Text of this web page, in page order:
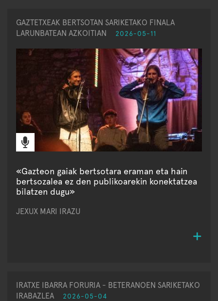
GAZTETXEAK BERTSOTAN SARIKETAKO FINALA
LARUNBATEAN AZKOITIAN
2026-05-11
«Gazteon gaiak bertsotara eraman eta hain
bertsozalea ez den publikoarekin konektatzea
bilatzen dugu»
JEXUX MARI IRAZU
IRATXE IBARRA FORURIA - BETERANOEN SARIKETAKO
IRABAZLEA
2026-05-04